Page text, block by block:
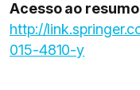
Acesso ao
http://
015-4810-y